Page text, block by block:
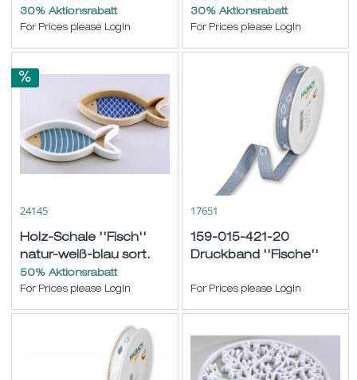
30% Aktionsrabatt
For Prices please LogIn
30% Aktionsrabatt
For Prices please LogIn
24145
Holz-Schale ''Fisch''
natur-weiß-blau sort.
23,5x10 H3cm
50% Aktionsrabatt
For Prices please LogIn
17651
159-015-421-20
Druckband ''Fische''
For Prices please LogIn